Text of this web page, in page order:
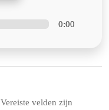
0:00
Vereiste velden zijn